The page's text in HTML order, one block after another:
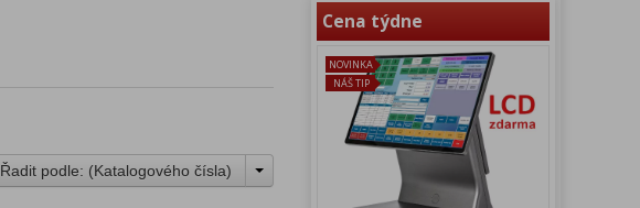
Řadit podle: (Katalogového čísla)
Cena týdne
NOVINKA
NÁŠ TIP